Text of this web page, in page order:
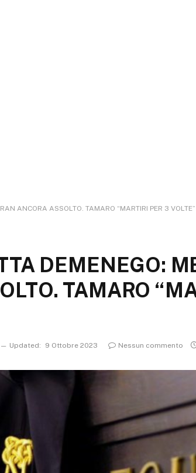
ANCORA ASSOLTO. TAMARO “MARTIRI PER 3 VOLTE”
DEMENEGO:
TAMARO
Updated: 9 Ottobre 2023 Nessun commento